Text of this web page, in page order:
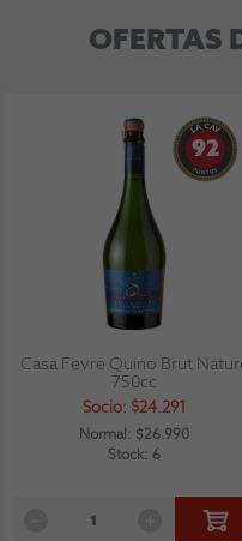
OFERTAS
92
Casa Fevre Quino Brut
750cc
Socio: $24.291
Normal: $26.990
Stock: 6